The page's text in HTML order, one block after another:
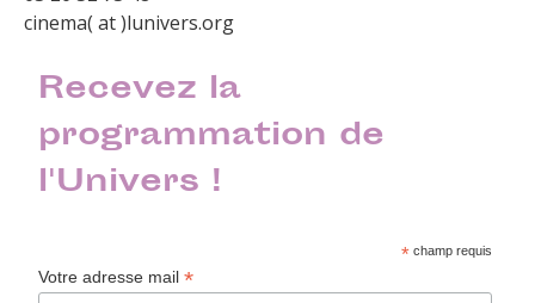
cinema( at )lunivers.org
Recevez la
programmation de
l'Univers !
* champ requis
Votre adresse mail*